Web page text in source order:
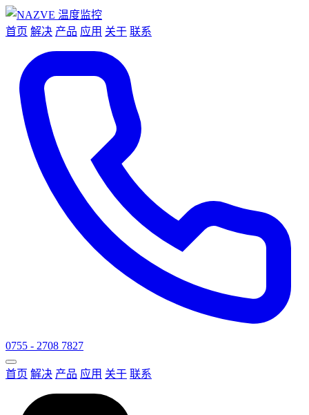
首页 解决 产品 应用 关于 联系
0755 - 2708 7827
首页 解决 产品 应用 关于 联系